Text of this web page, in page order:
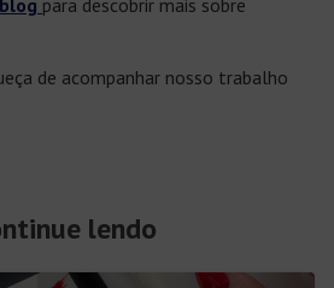
de acompanhar nosso trabalho
lendo